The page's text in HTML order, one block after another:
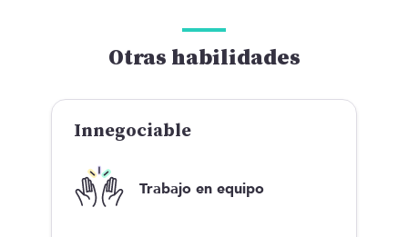
Otras habilidades
Innegociable
Trabajo en equipo